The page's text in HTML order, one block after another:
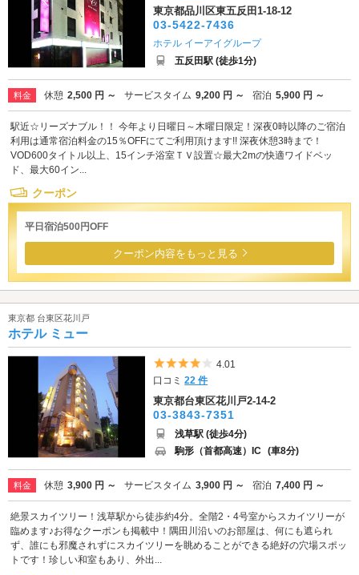
東京都品川区東五反田1-18-12
03-5422-7436
ホテル イーアイグループ
五反田駅 (徒歩1分)
料金 休憩 2,500 円 ～ サービスタイム 9,200 円 ～ 宿泊 5,900 円 ～
駅近☆リーズナブル！！ 今年より日曜日～木曜日限定！深夜0時以降のご宿泊
利用は通常宿泊料金の15％OFFにてご利用頂けます!! 深夜休憩3時まで！
VOD600タイトル以上、15インチ浴室ＴＶ設置☆最大2mの快適ワイドベッ
ド、最大60イン...
クーポン
平日宿泊500円OFF
クーポン内容をもっと見る
東京都 台東区花川戸
ホテル ミュー
5つ星のうち4
4.01
口コミ22 件
東京都台東区花川戸2-14-2
03-3843-7351
浅草駅 (徒歩4分)
駒形（首都高速）IC (車8分)
料金 休憩 3,900 円 ～ サービスタイム 3,900 円 ～ 宿泊 7,400 円 ～
絶景スカイツリー！浅草駅から徒歩約4分。全階2・4号室からスカイツリーが
臨めます♪お得なクーポンも掲載中！隅田川沿いのお部屋は、何にも遮られ
ず、誰にも邪魔されずにスカイツリーを眺めることができる絶好の穴場スポッ
トです！珍しい和室もあり、外出...